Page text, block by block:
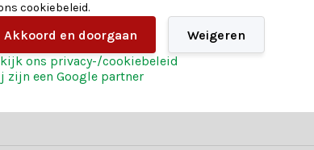
BELLEN........
cookiebeleid.
Akkoord en doorgaan
Weigeren
ons privacy-/cookiebeleid
zijn een Google partner